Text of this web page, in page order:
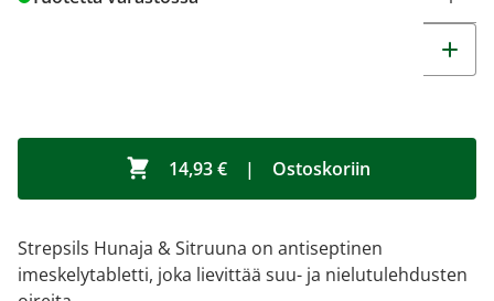
14,93 € | Ostoskoriin
Strepsils Hunaja & Sitruuna on antiseptinen
imeskelytabletti, joka lievittää suu- ja nielutulehdusten